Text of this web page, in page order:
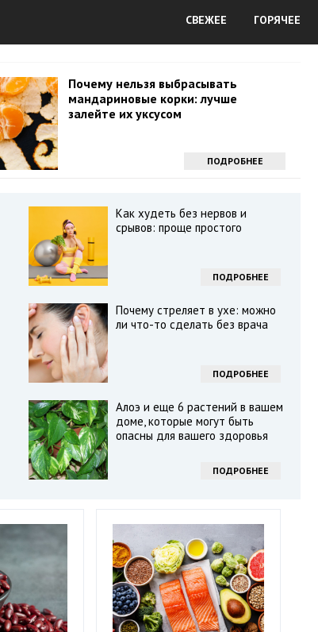
СВЕЖЕЕ ГОРЯЧЕЕ
Почему нельзя выбрасывать
мандариновые корки: лучше
залейте их уксусом
ПОДРОБНЕЕ
Как худеть без нервов и
срывов: проще простого
ПОДРОБНЕЕ
Почему стреляет в ухе: можно
ли что-то сделать без врача
ПОДРОБНЕЕ
Алоэ и еще 6 растений в вашем
доме, которые могут быть
опасны для вашего здоровья
ПОДРОБНЕЕ